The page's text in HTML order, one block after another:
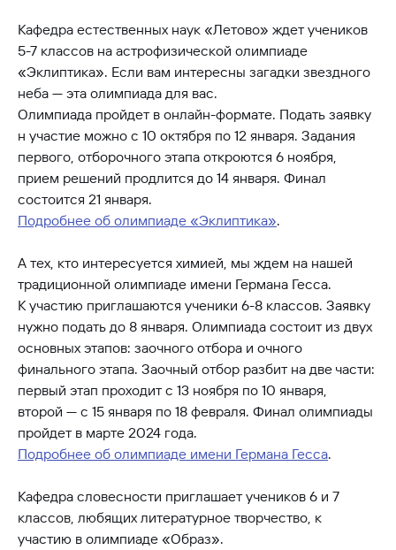
Кафедра естественных наук «Летово» ждет учеников
5-7 классов на астрофизической олимпиаде
«Эклиптика». Если вам интересны загадки звездного
неба — эта олимпиада для вас.
Олимпиада пройдет в онлайн-формате. Подать заявку
н участие можно с 10 октября по 12 января. Задания
первого, отборочного этапа откроются 6 ноября,
прием решений продлится до 14 января. Финал
состоится 21 января.
Подробнее об олимпиаде «Эклиптика».
А тех, кто интересуется химией, мы ждем на нашей
традиционной олимпиаде имени Германа Гесса.
К участию приглашаются ученики 6-8 классов. Заявку
нужно подать до 8 января. Олимпиада состоит из двух
основных этапов: заочного отбора и очного
финального этапа. Заочный отбор разбит на две части:
первый этап проходит с 13 ноября по 10 января,
второй — с 15 января по 18 февраля. Финал олимпиады
пройдет в марте 2024 года.
Подробнее об олимпиаде имени Германа Гесса.
Кафедра словесности приглашает учеников 6 и 7
классов, любящих литературное творчество, к
участию в олимпиаде «Образ».